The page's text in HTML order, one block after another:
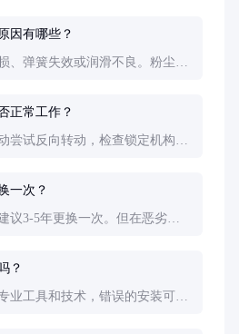
因有哪些？
、弹簧失效或润滑不良。粉尘进
正常工作？
尝试反向转动，检查锁定机构是
一次？
议3-5年更换一次。但在恶劣环
？
业工具和技术，错误的安装可能